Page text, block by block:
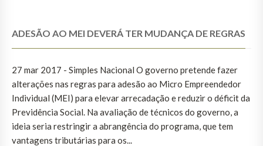
ADESÃO AO MEI DEVERÁ TER MUDANÇA DE REGRAS
27 mar 2017 - Simples Nacional O governo pretende fazer
alterações nas regras para adesão ao Micro Empreendedor
Individual (MEI) para elevar arrecadação e reduzir o déficit da
Previdência Social. Na avaliação de técnicos do governo, a
ideia seria restringir a abrangência do programa, que tem
vantagens tributárias para os...